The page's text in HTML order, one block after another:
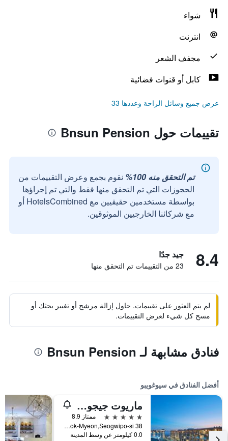
شواء
انترنت
مجفف الشعر
كابل أو قنوات فضائية
عرض جميع وسائل الراحة وعددها 33
تقييمات حول Bnsun Pension
تم التحقق منه 100%
نقوم بجمع وعرض التقييمات من
الحجوزات التي تم التحقق منها فقط والتي تم إجراؤها
بواسطة مستخدمين حقيقيين مع HotelsCombined أو
مع شركائنا الخارجيين الموثوقين.
8.4 جيد جدًا
23 من التقييمات تم التحقق منها
لم يتم العثور على تقييمات. حاول إزالة مرشح أو تغيير بحثك أو
مسح كل شيء لعرض التقييمات.
فنادق مشابهة لـ Bnsun Pension
أفضل الفنادق في سيوغويبو
ماريوت جيجو شنوا وورلد هوتلز آند ريزورتس
5 نجوم
ممتاز 8.9
38 Sinhwayeoksa-ro 304Beon-Gil, Andeok-Myeon,Seogwipo-si, سيوغويبو, كوريا الجنوبية
0.0 كيلومتر عن وسط المدينة